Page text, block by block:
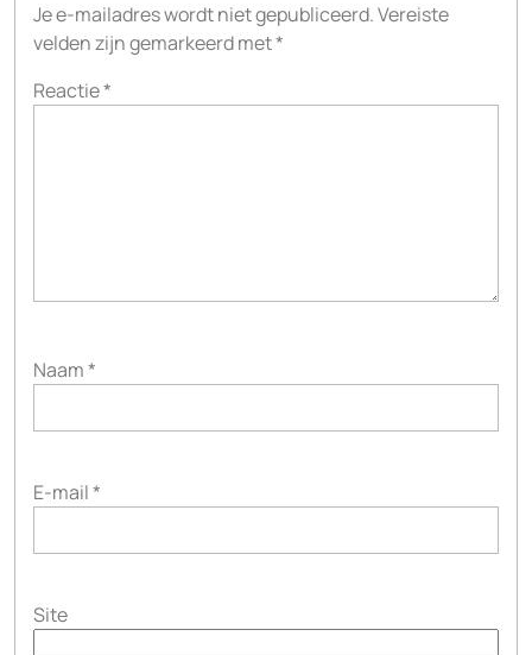
Je e-mailadres wordt niet gepubliceerd.Vereiste
velden zijn gemarkeerd met*
Reactie*
Naam*
E-mail*
Site